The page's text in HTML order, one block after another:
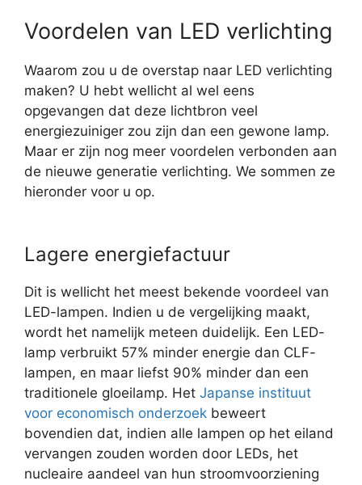
Voordelen van LED verlichting
Waarom zou u de overstap naar LED verlichting
maken? U hebt wellicht al wel eens
opgevangen dat deze lichtbron veel
energiezuiniger zou zijn dan een gewone lamp.
Maar er zijn nog meer voordelen verbonden aan
de nieuwe generatie verlichting. We sommen ze
hieronder voor u op.
Lagere energiefactuur
Dit is wellicht het meest bekende voordeel van
LED-lampen. Indien u de vergelijking maakt,
wordt het namelijk meteen duidelijk. Een LED-
lamp verbruikt 57% minder energie dan CLF-
lampen, en maar liefst 90% minder dan een
traditionele gloeilamp. Het Japanse instituut
voor economisch onderzoek beweert
bovendien dat, indien alle lampen op het eiland
vervangen zouden worden door LEDs, het
nucleaire aandeel van hun stroomvoorziening